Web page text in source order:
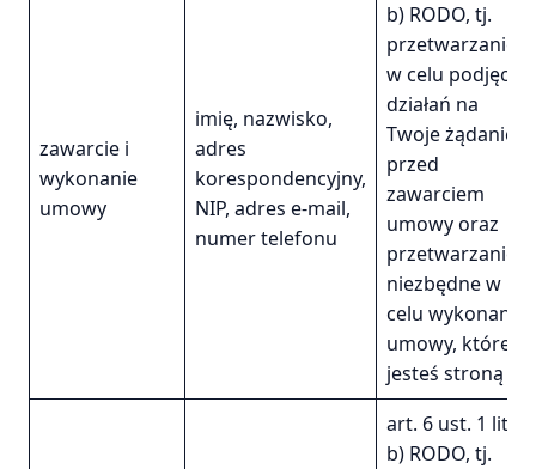
zawarcie i
wykonanie
umowy
imię, nazwisko,
adres
korespondencyjny,
NIP, adres e-mail,
numer telefonu
b) RODO, tj.
przetwarzanie
w celu podjęcia
działań na
Twoje żądanie,
przed
zawarciem
umowy oraz
przetwarzanie
niezbędne w
celu wykonania
umowy, której
jesteś stroną
art. 6 ust. 1 lit.
b) RODO, tj.